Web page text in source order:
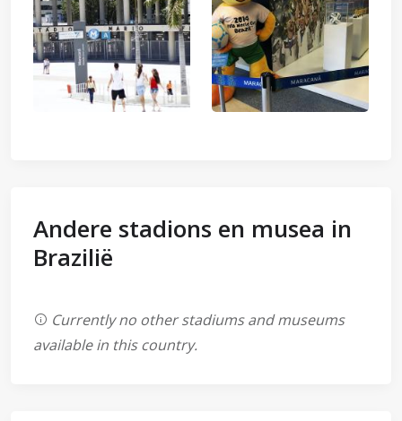
Andere stadions en musea in
Brazilië
Currently no other stadiums and museums
available in this country.